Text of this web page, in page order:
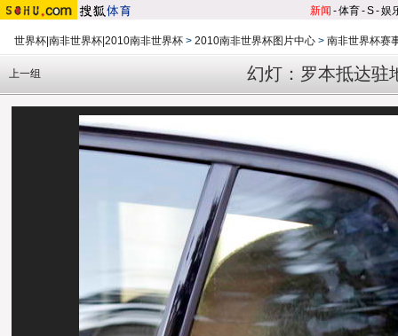
新闻 -体育-S-娱
世界杯|南非世界杯|2010南非世界杯 > 2010南非世界杯图片中心 > 南非世界杯赛
幻灯：罗本抵达驻
上一组